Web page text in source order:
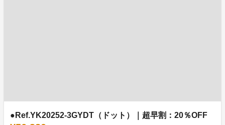
●Ref.YK20252-3GYDT（ドット）｜超早割：20％OFF